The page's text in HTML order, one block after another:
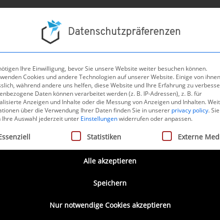
Datenschutzpräferenzen
Ihre Einwilligung, bevor Sie unsere Website weiter besuchen können.
Cookies und andere Technologien auf unserer Website. Einige von
während andere uns helfen, diese Website und Ihre Erfahrung zu
Daten können verarbeitet werden (z. B. IP-Adressen), z. B. für
Anzeigen und Inhalte oder die Messung von Anzeigen und Inhalten.
über die Verwendung Ihrer Daten finden Sie in unserer privacy policy.Sie
Ihre Auswahl jederzeit unter Einstellungenwiderrufen oder anpassen.
eine Liste der Service-Gruppen, für die eine Einwilligung
Statistiken Externe
Alle akzeptieren
Speichern
Nur notwendige Cookies akzeptieren